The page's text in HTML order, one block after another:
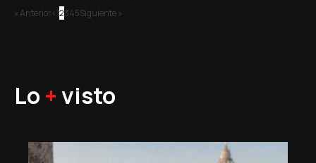
« Anterior 12345Siguiente »
Lo +visto